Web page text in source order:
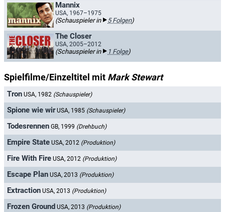
Mannix
USA, 1967–1975
(Schauspieler in 5 Folgen)
The Closer
USA, 2005–2012
(Schauspieler in 1 Folge)
Spielfilme/Einzeltitel mit Mark Stewart
Tron USA, 1982 (Schauspieler)
Spione wie wir USA, 1985 (Schauspieler)
Todesrennen GB, 1999 (Drehbuch)
Empire State USA, 2012 (Produktion)
Fire With Fire USA, 2012 (Produktion)
Escape Plan USA, 2013 (Produktion)
Extraction USA, 2013 (Produktion)
Frozen Ground USA, 2013 (Produktion)